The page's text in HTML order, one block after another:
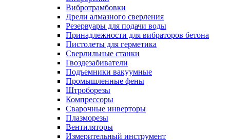
Вибротрамбовки
Дрели алмазного сверления
Резервуары для подачи воды
Принадлежности для вибраторов бетона
Пистолеты для герметика
Сверлильные станки
Гвоздезабиватели
Подъемники вакуумные
Промышленные фены
Штроборезы
Компрессоры
Сварочные инверторы
Плазморезы
Вентиляторы
Измерительный инструмент